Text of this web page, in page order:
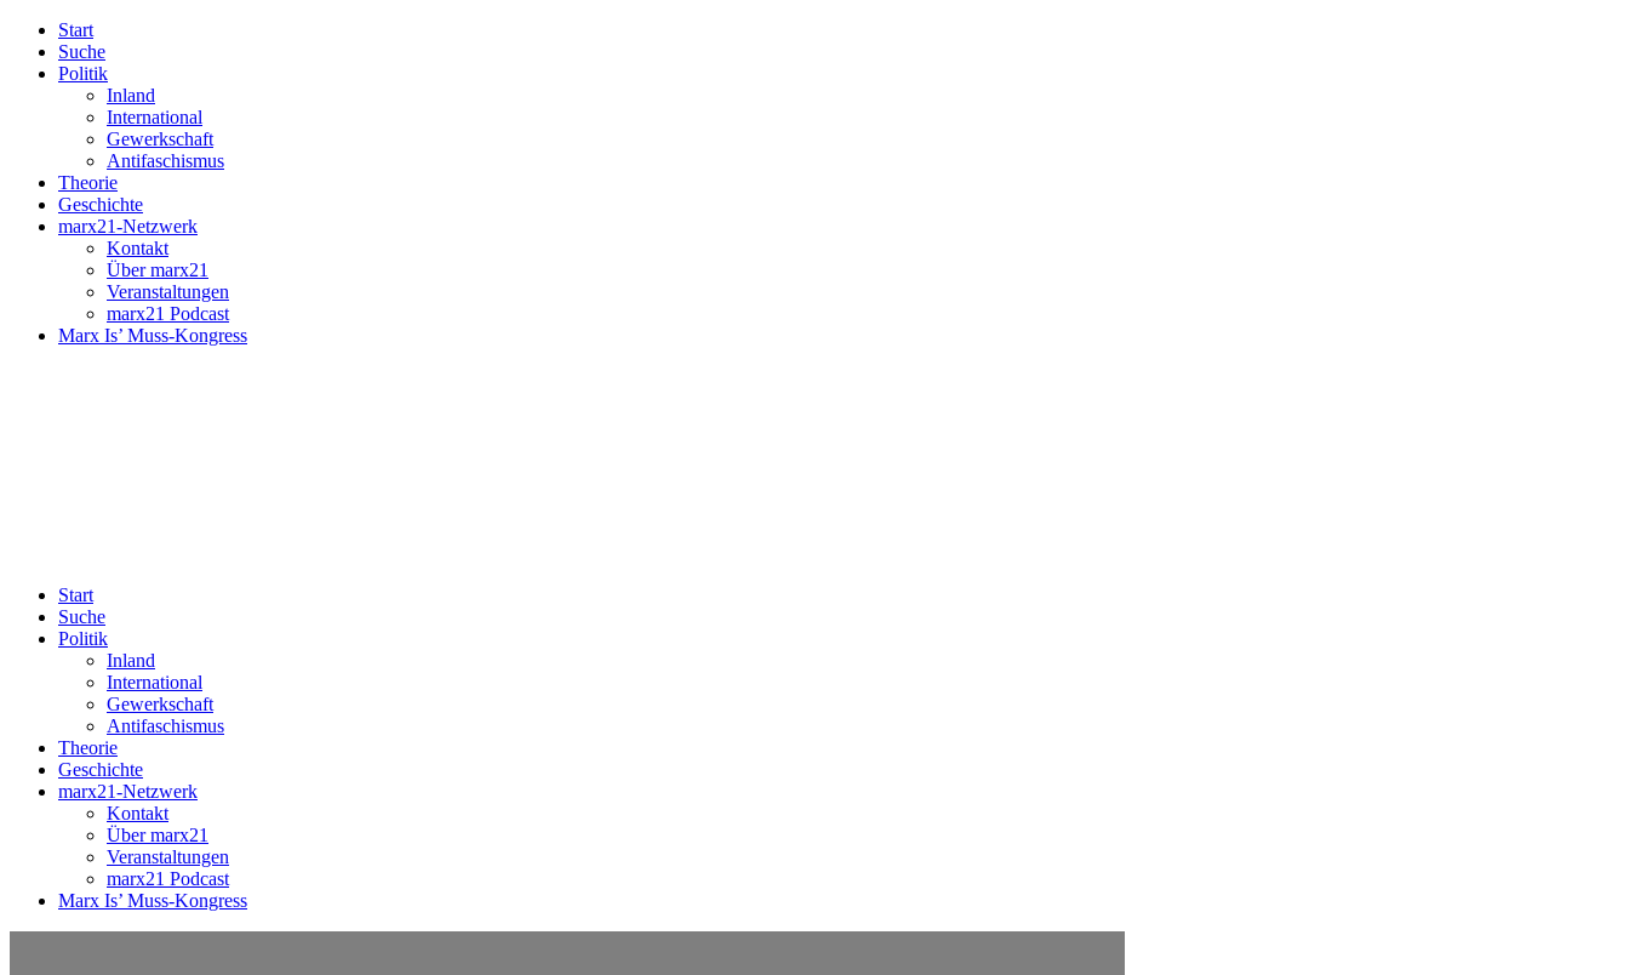
Start
Suche
Politik
Inland
International
Gewerkschaft
Antifaschismus
Theorie
Geschichte
marx21-Netzwerk
Kontakt
Über marx21
Veranstaltungen
marx21 Podcast
Marx Is’ Muss-Kongress
Start
Suche
Politik
Inland
International
Gewerkschaft
Antifaschismus
Theorie
Geschichte
marx21-Netzwerk
Kontakt
Über marx21
Veranstaltungen
marx21 Podcast
Marx Is’ Muss-Kongress